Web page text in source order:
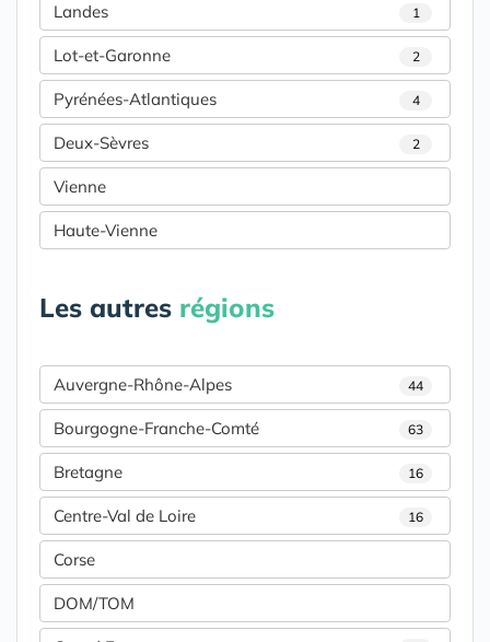
Landes 1
Lot-et-Garonne 2
Pyrénées-Atlantiques 4
Deux-Sèvres 2
Vienne
Haute-Vienne
Les autres régions
Auvergne-Rhône-Alpes 44
Bourgogne-Franche-Comté 63
Bretagne 16
Centre-Val de Loire 16
Corse
DOM/TOM